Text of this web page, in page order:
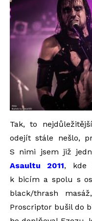
Tak, to
odejít stále nešlo,
S nimi jsem již
Asaultu 2011, kde
k bicím a spolu s
black/thrash
Proscriptor bušil do